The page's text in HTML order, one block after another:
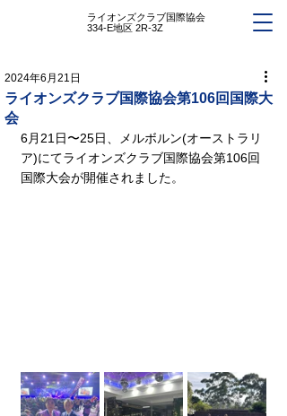
ライオンズクラブ国際協会
334-E地区 2R-3Z
ライオンズクラブ国際協会第106回国際大
会
2024年6月21日
6月21日〜25日、メルボルン(オーストラリ
ア)にてライオンズクラブ国際協会第106回
国際大会が開催されました。